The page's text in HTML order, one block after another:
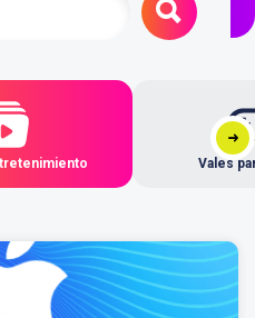
Vales